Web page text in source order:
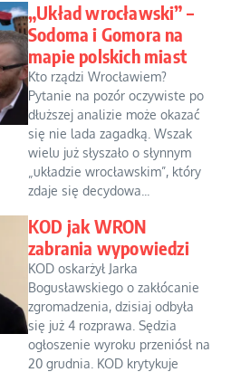
„Układ wrocławski” –
Sodoma i Gomora na
mapie polskich miast
Kto rządzi Wrocławiem?
Pytanie na pozór oczywiste po
dłuższej analizie może okazać
się nie lada zagadką. Wszak
wielu już słyszało o słynnym
„układzie wrocławskim”, który
zdaje się decydowa...
KOD jak WRON
zabrania wypowiedzi
KOD oskarżył Jarka
Bogusławskiego o zakłócanie
zgromadzenia, dzisiaj odbyła
się już 4 rozprawa. Sędzia
ogłoszenie wyroku przeniósł na
20 grudnia. KOD krytykuje